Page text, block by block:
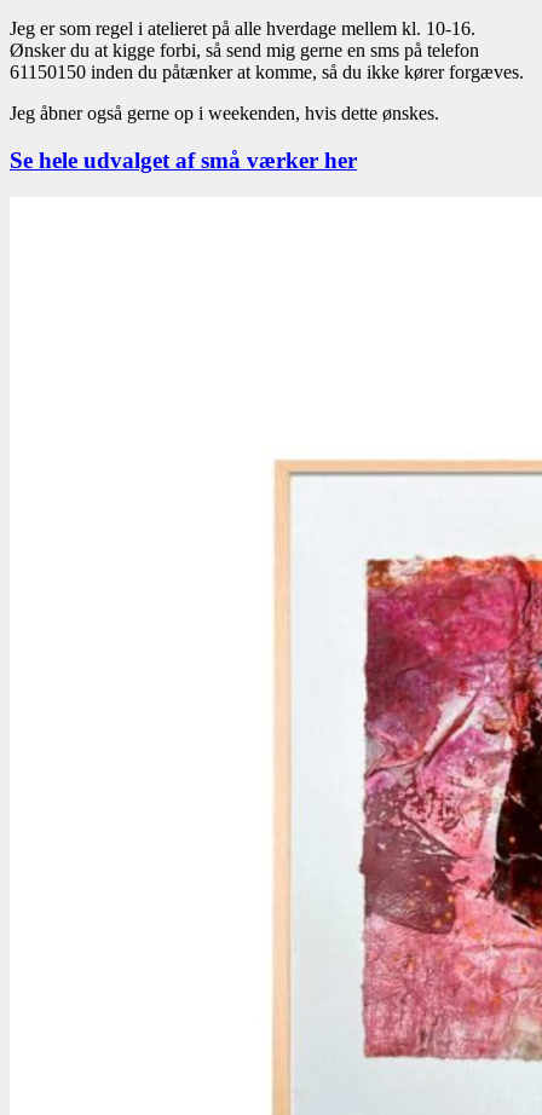
Jeg er som regel i atelieret på alle hverdage mellem kl. 10-16.
Ønsker du at kigge forbi, så send mig gerne en sms på telefon
61150150 inden du påtænker at komme, så du ikke kører forgæves.
Jeg åbner også gerne op i weekenden, hvis dette ønskes.
Se hele udvalget af små værker her